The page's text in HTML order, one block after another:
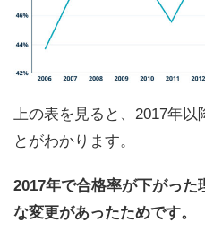
上の表を見ると、2017年
とがわかります。
2017年で合格率が下がった
な変更があったためです。